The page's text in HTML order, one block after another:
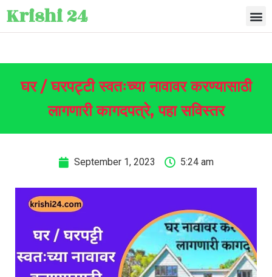
Krishi 24
घर / घरपट्टी स्वतःच्या नावावर करण्यासाठी
लागणारी कागदपत्रे, पहा सविस्तर
September 1, 2023 5:24 am